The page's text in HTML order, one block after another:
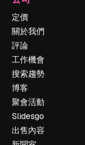
定價
關於我們
評論
工作機會
搜索趨勢
博客
聚會活動
Slidesgo
出售內容